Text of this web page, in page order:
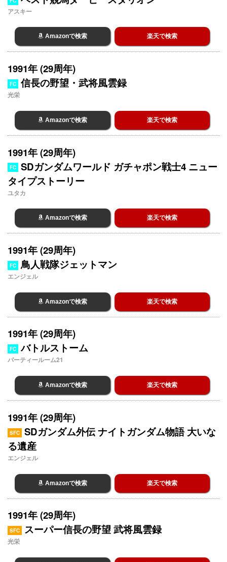
アスキー
Amazonで検索 楽天で検索
1991年 (29周年)
FC 信長の野望・武将風雲録
光栄
Amazonで検索 楽天で検索
1991年 (29周年)
FC
SDガンダムワールド ガチャポン戦士4 ニュー
タイプストーリー
ユタカ
Amazonで検索 楽天で検索
1991年 (29周年)
FC 鳥人戦隊ジェットマン
エンジェル
Amazonで検索 楽天で検索
1991年 (29周年)
FC バトルストーム
パーティールーム21
Amazonで検索 楽天で検索
1991年 (29周年)
SFC
SDガンダム外伝 ナイトガンダム物語 大いな
る遺産
エンジェル
Amazonで検索 楽天で検索
1991年 (29周年)
SFC スーパー信長の野望 武将風雲録
光栄